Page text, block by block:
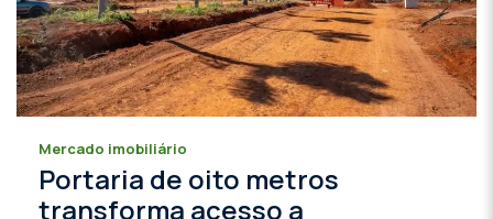
Mercado imobiliário
Portaria de oito metros
transforma acesso a